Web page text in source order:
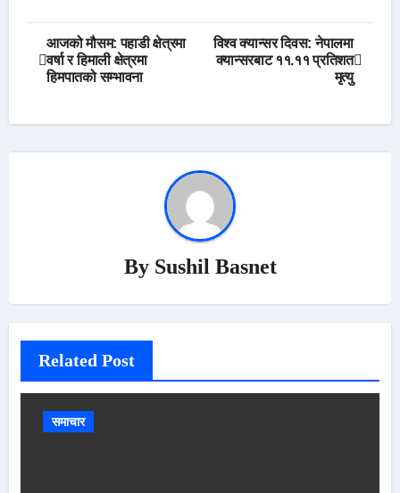
Post
navigation
आजको मौसम: पहाडी क्षेत्रमा
वर्षा र हिमाली क्षेत्रमा
हिमपातको सम्भावना
विश्व क्यान्सर दिवस: नेपालमा
क्यान्सरबाट ११.११ प्रतिशत
मृत्यु
By Sushil Basnet
Related Post
समाचार